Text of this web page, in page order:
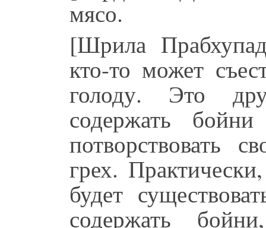
мясо.
[Шрила
кто-то может
голоду. Это
содержать
потворствовать
грех.
будет
содержать